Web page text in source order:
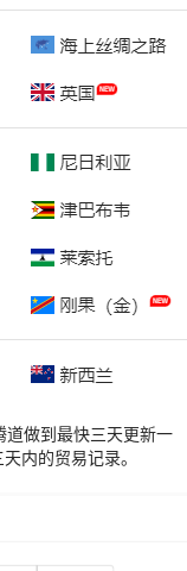
做到最快三天更新一
内的贸易记录。